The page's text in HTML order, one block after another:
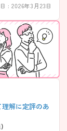
: 2026年3月23日
解に定評のあ